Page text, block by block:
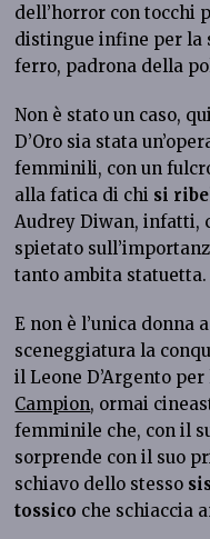
dell’horror con tocchi
distingue infine per la
ferro, padrona della
Non è stato un caso,
D’Oro sia stata
femminili, con un
alla fatica di chi si
Audrey Diwan, infatti,
spietato
tanto ambita statuetta.
E non è l’unica donna
sceneggiatura la
il Leone D’Argento
Campion, ormai
femminile che, con il
sorprende con il suo
schiavo dello stesso
tossico che schiaccia